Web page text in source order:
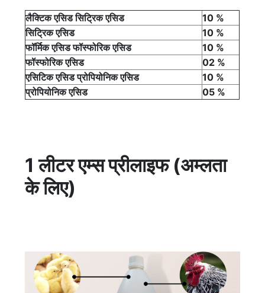
लैक्टिक एसिड सिट्रिक एसिड
10 %
सिट्रिक एसिड
10 %
फॉर्मिक एसिड फॉस्फोरिक एसिड
10 %
फॉस्फोरिक एसिड
02 %
एसिटिक एसिड प्रोपियोनिक एसिड
10 %
प्रोपियोनिक एसिड
05 %
1 लीटर एम्स प्रीलाइफ (अम्लता
के लिए)